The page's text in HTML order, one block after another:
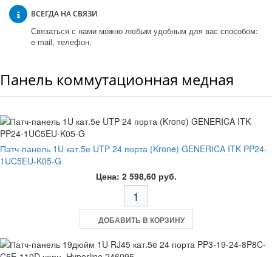
ВСЕГДА НА СВЯЗИ
Связаться с нами можно любым удобным для вас способом:
e-mail, телефон.
Панель коммутационная медная
Патч-панель 1U кат.5е UTP 24 порта (Krone) GENERICA ITK PP24-
1UC5EU-K05-G
Цена: 2 598,60 руб.
ДОБАВИТЬ В КОРЗИНУ